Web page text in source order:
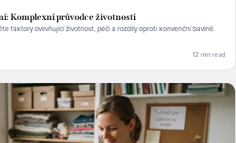
Komplexní průvodce životností
faktory ovlivňující životnost, péči a rozdíly oproti konvenční bavlně.
12 min read